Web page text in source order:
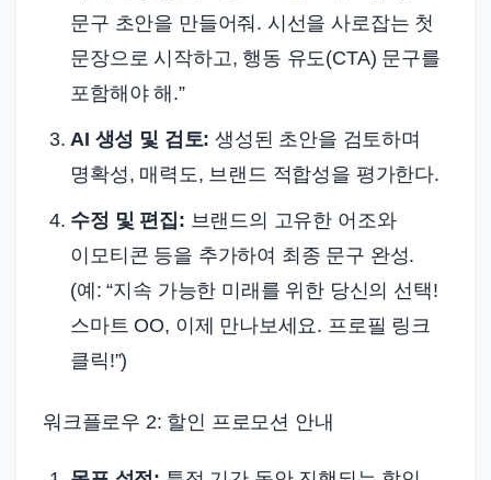
문구 초안을 만들어줘. 시선을 사로잡는 첫
문장으로 시작하고, 행동 유도(CTA) 문구를
포함해야 해.”
AI 생성 및 검토: 생성된 초안을 검토하며
명확성, 매력도, 브랜드 적합성을 평가한다.
수정 및 편집: 브랜드의 고유한 어조와
이모티콘 등을 추가하여 최종 문구 완성.
(예: “지속 가능한 미래를 위한 당신의 선택!
스마트 OO, 이제 만나보세요. 프로필 링크
클릭!”)
워크플로우 2: 할인 프로모션 안내